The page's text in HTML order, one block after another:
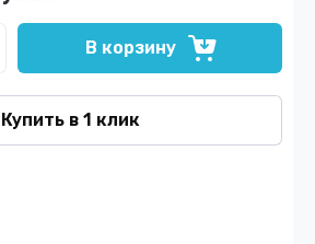
В корзину
Купить в 1 клик